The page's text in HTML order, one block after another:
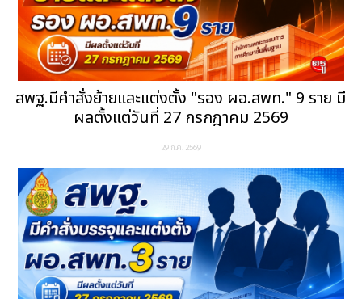
สพฐ.มีคำสั่งย้ายและแต่งตั้ง "รอง ผอ.สพท." 9 ราย มี
ผลตั้งแต่วันที่ 27 กรกฎาคม 2569
29 ก.ค. 2569